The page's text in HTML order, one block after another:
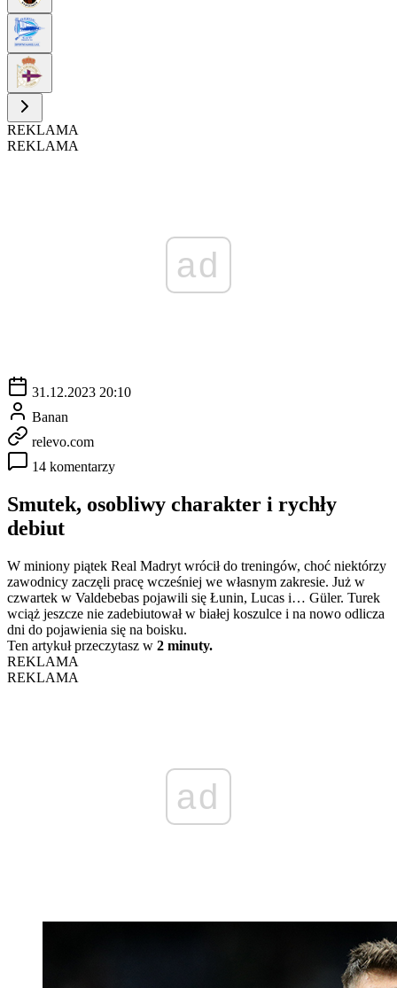
REKLAMA
REKLAMA
ad
31.12.2023 20:10
Banan
relevo.com
14 komentarzy
Smutek, osobliwy charakter i rychły
debiut
W miniony piątek Real Madryt wrócił do treningów, choć niektórzy
zawodnicy zaczęli pracę wcześniej we własnym zakresie. Już w
czwartek w Valdebebas pojawili się Łunin, Lucas i… Güler. Turek
wciąż jeszcze nie zadebiutował w białej koszulce i na nowo odlicza
dni do pojawienia się na boisku.
Ten artykuł przeczytasz w 2 minuty.
REKLAMA
REKLAMA
ad